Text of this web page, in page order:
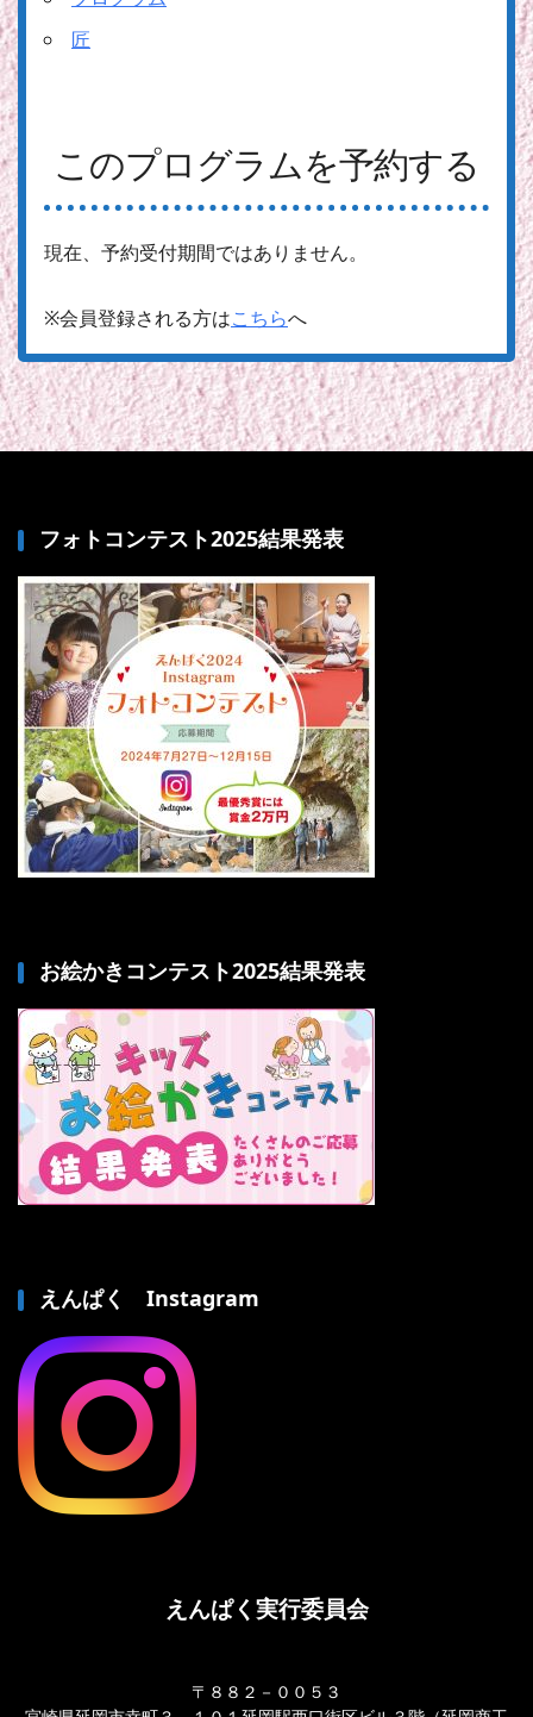
匠
このプログラムを予約する
現在、予約受付期間ではありません。
※会員登録される方はこちらへ
フォトコンテスト2025結果発表
お絵かきコンテスト2025結果発表
えんぱく Instagram
えんぱく実行委員会
〒８８２－００５３